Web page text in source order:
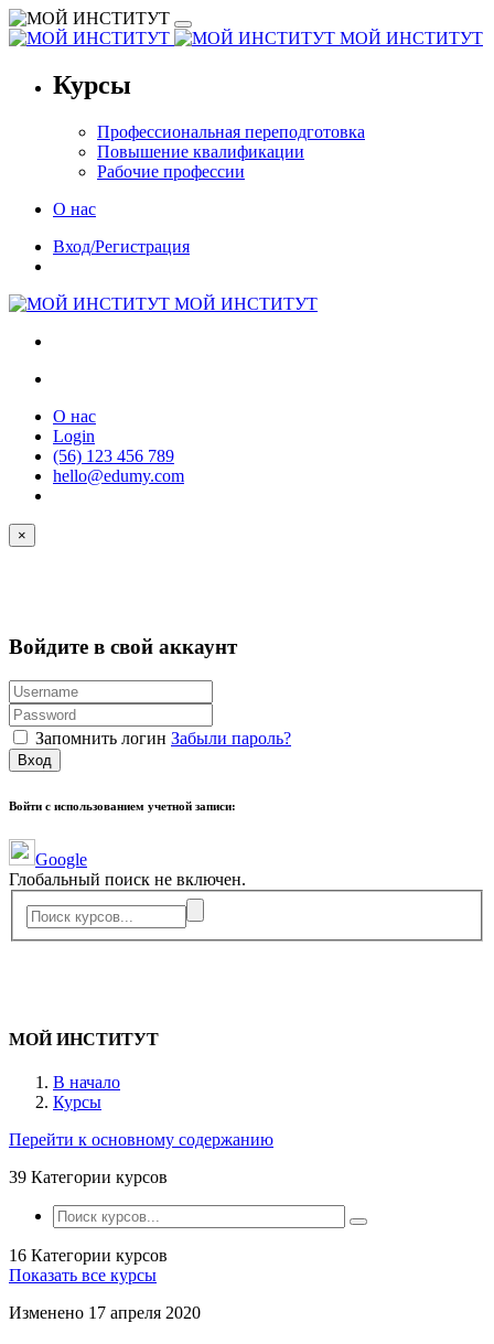
МОЙ ИНСТИТУТ
Курсы
Профессиональная переподготовка
Повышение квалификации
Рабочие профессии
О нас
Вход/Регистрация
МОЙ ИНСТИТУТ
О нас
Login
(56) 123 456 789
hello@edumy.com
×
Войдите в свой аккаунт
Запомнить логин Забыли пароль?
Вход
Войти с использованием учетной записи:
Google
Глобальный поиск не включен.
МОЙ ИНСТИТУТ
В начало
Курсы
Перейти к основному содержанию
39 Категории курсов
16 Категории курсов
Показать все курсы
Изменено 17 апреля 2020